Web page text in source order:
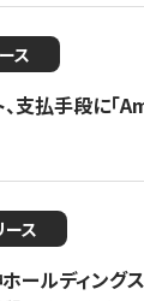
ス
支払手段に「
ース
ールディング